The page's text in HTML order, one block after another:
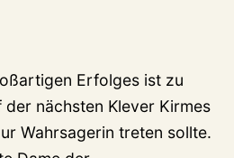
Erfolges ist zu
nächsten Klever Kirmes
Wahrsagerin treten sollte.